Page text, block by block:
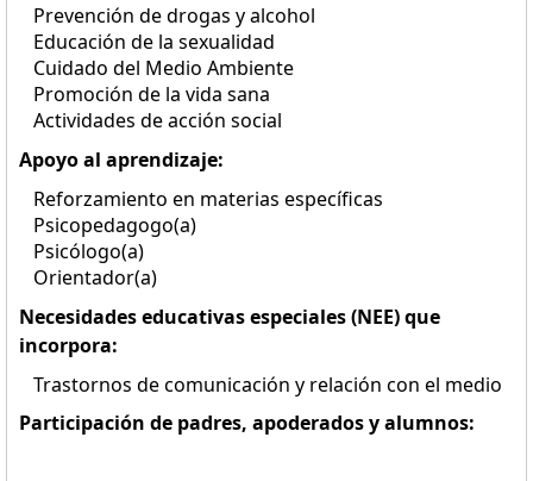
Prevención de drogas y alcohol
Educación de la sexualidad
Cuidado del Medio Ambiente
Promoción de la vida sana
Actividades de acción social
Apoyo al aprendizaje:
Reforzamiento en materias específicas
Psicopedagogo(a)
Psicólogo(a)
Orientador(a)
Necesidades educativas especiales (NEE) que
incorpora:
Trastornos de comunicación y relación con el medio
Participación de padres, apoderados y alumnos: